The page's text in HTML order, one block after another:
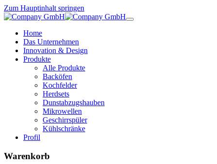
Zum Hauptinhalt springen
Home
Das Unternehmen
Innovation & Design
Produkte
Alle Produkte
Backöfen
Kochfelder
Herdsets
Dunstabzugshauben
Mikrowellen
Geschirrspüler
Kühlschränke
Profil
Warenkorb